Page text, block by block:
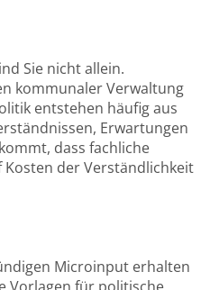
Sie nicht allein.
kommunaler Verwaltung
entstehen häufig aus
Erwartungen
dass fachliche
der Verständlichkeit
Microinput erhalten